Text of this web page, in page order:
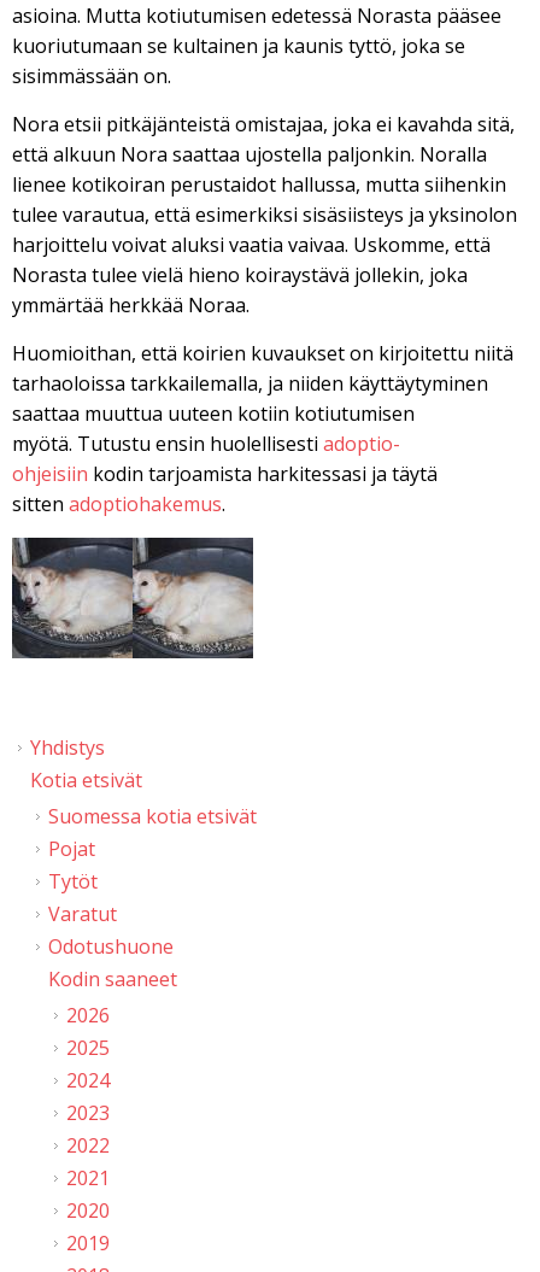
asioina. Mutta kotiutumisen edetessä Norasta pääsee
kuoriutumaan se kultainen ja kaunis tyttö, joka se
sisimmässään on.
Nora etsii pitkäjänteistä omistajaa, joka ei kavahda sitä,
että alkuun Nora saattaa ujostella paljonkin. Noralla
lienee kotikoiran perustaidot hallussa, mutta siihenkin
tulee varautua, että esimerkiksi sisäsiisteys ja yksinolon
harjoittelu voivat aluksi vaatia vaivaa. Uskomme, että
Norasta tulee vielä hieno koiraystävä jollekin, joka
ymmärtää herkkää Noraa.
Huomioithan, että koirien kuvaukset on kirjoitettu niitä
tarhaoloissa tarkkailemalla, ja niiden käyttäytyminen
saattaa muuttua uuteen kotiin kotiutumisen
myötä. Tutustu ensin huolellisesti adoptio-
ohjeisiin kodin tarjoamista harkitessasi ja täytä
sitten adoptiohakemus.
Yhdistys
Kotia etsivät
Suomessa kotia etsivät
Pojat
Tytöt
Varatut
Odotushuone
Kodin saaneet
2026
2025
2024
2023
2022
2021
2020
2019